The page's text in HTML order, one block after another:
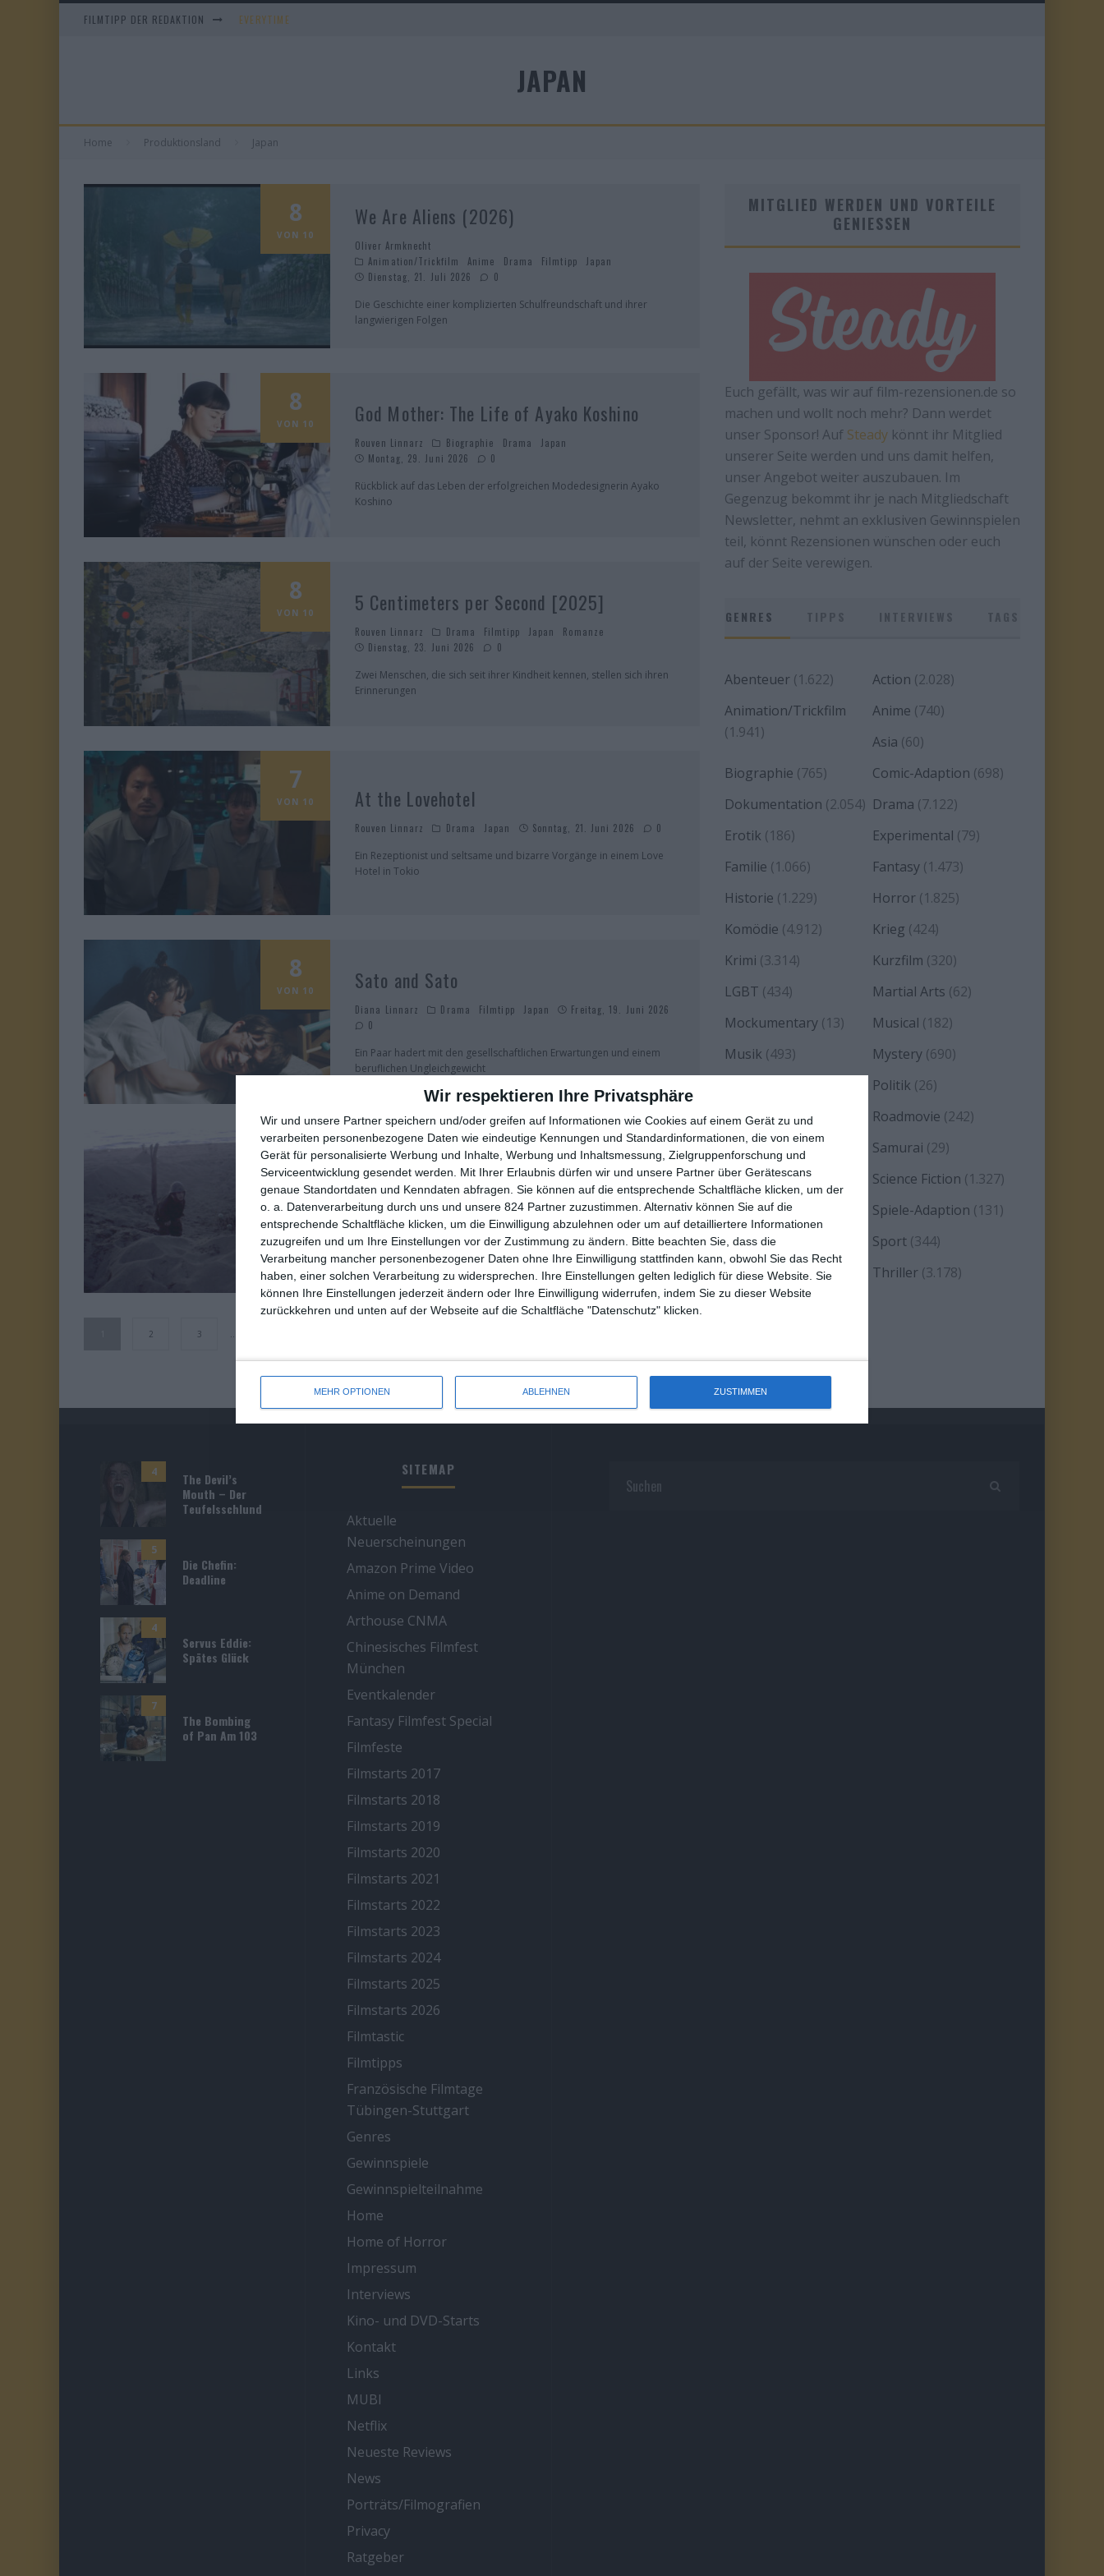
Wir respektieren Ihre Privatsphäre
Wir und unsere Partner speichern und/oder greifen auf Informationen wie Cookies auf einem Gerät zu und
verarbeiten personenbezogene Daten wie eindeutige Kennungen und Standardinformationen, die von einem
Gerät für personalisierte Werbung und Inhalte, Werbung und Inhaltsmessung, Zielgruppenforschung und
Serviceentwicklung gesendet werden.
Mit Ihrer Erlaubnis dürfen wir und unsere Partner über Gerätescans
genaue Standortdaten und Kenndaten abfragen. Sie können auf die entsprechende Schaltfläche klicken, um der
o. a. Datenverarbeitung durch uns und unsere 824 Partner zuzustimmen. Alternativ können Sie auf die
entsprechende Schaltfläche klicken, um die Einwilligung abzulehnen oder um auf detailliertere Informationen
zuzugreifen und um Ihre Einstellungen vor der Zustimmung zu ändern.
Bitte beachten Sie, dass die
Verarbeitung mancher personenbezogener Daten ohne Ihre Einwilligung stattfinden kann, obwohl Sie das Recht
haben, einer solchen Verarbeitung zu widersprechen. Ihre Einstellungen gelten lediglich für diese Website. Sie
können Ihre Einstellungen jederzeit ändern oder Ihre Einwilligung widerrufen, indem Sie zu dieser Website
zurückkehren und unten auf der Webseite auf die Schaltfläche "Datenschutz" klicken.
MEHR OPTIONEN ABLEHNEN ZUSTIMMEN
FILMTIPP DER REDAKTION EVERYTIME
JAPAN
Home Produktionsland Japan
8
VON 10
We Are Aliens (2026)
Oliver Armknecht
Animation/Trickfilm
Anime Drama Filmtipp
Japan
Dienstag, 21. Juli 2026
0
Die Geschichte einer komplizierten Schulfreundschaft und ihrer
langwierigen Folgen
8
VON 10 God Mother: The Life of Ayako Koshino
Rouven Linnarz Biographie Drama
Japan
Montag, 29. Juni 2026
0
Rückblick auf das Leben der erfolgreichen Modedesignerin Ayako
Koshino
8
VON 10 5 Centimeters per Second [2025]
Rouven Linnarz Drama Filmtipp Japan
Romanze
Dienstag, 23. Juni 2026
0
Zwei Menschen, die sich seit ihrer Kindheit kennen, stellen sich ihren
Erinnerungen
7
VON 10 At the Lovehotel
Rouven Linnarz Drama Japan Sonntag, 21. Juni 2026 0
Ein Rezeptionist und seltsame und bizarre Vorgänge in einem Love
Hotel in Tokio
8
VON 10 Sato and Sato
Diana Linnarz Drama Filmtipp Japan
Freitag, 19. Juni 2026
0
Ein Paar hadert mit den gesellschaftlichen Erwartungen und einem
beruflichen Ungleichgewicht
8
VON 10 Cosmo Corpus
Rouven Linnarz
Drama
Experimental Filmtipp Japan
Science Fiction
Donnerstag, 18. Juni 2026
0
Existenzielle Fragen in einer zerstörten Welt in der Zukunft
2 3 …
MITGLIED WERDEN UND VORTEILE
GENIESSEN
Euch gefällt, was wir auf film-rezensionen.de so
machen und wollt noch mehr? Dann werdet
unser Sponsor! Auf Steady könnt ihr Mitglied
unserer Seite werden und uns damit helfen,
unser Angebot weiter auszubauen. Im
Gegenzug bekommt ihr je nach Mitgliedschaft
Newsletter, nehmt an exklusiven Gewinnspielen
teil, könnt Rezensionen wünschen oder euch
auf der Seite verewigen.
GENRES
Abenteuer (1.622) Action (2.028)
Animation/Trickfilm
(1.941)
Anime (740)
Asia (60)
Biographie (765) Comic-Adaption (698)
Dokumentation (2.054) Drama (7.122)
Erotik (186) Experimental (79)
Familie (1.066) Fantasy(1.473)
Historie (1.229) Horror(1.825)
Komödie (4.912) Krieg (424)
Krimi (3.314) Kurzfilm (320)
LGBT (434) Martial Arts (62)
Mockumentary (13) Musical (182)
Musik (493) Mystery(690)
Politik (26)
Reality TV/Show
Roadmovie (242)
Romanze(1.584) Samurai (29)
Satire(93) Science Fiction (1.327)
Serie(2.471) Spiele-Adaption (131)
Splatter(21) Sport(344)
Stand-up-Comedy
Thriller(3.178)
4
The Devil’s
Mouth – Der
Teufelsschlund
5
Die Chefin:
Deadline
4
Servus Eddie:
Spätes Glück
7
The Bombing
of Pan Am 103
SITEMAP
Aktuelle
Neuerscheinungen
Amazon Prime Video
Anime on Demand
Arthouse CNMA
Chinesisches Filmfest
München
Eventkalender
Fantasy Filmfest Special
Filmfeste
Filmstarts 2017
Filmstarts 2018
Filmstarts 2019
Filmstarts 2020
Filmstarts 2021
Filmstarts 2022
Filmstarts 2023
Filmstarts 2024
Filmstarts 2025
Filmstarts 2026
Filmtastic
Filmtipps
Französische Filmtage
Tübingen-Stuttgart
Genres
Gewinnspiele
Gewinnspielteilnahme
Home
Home of Horror
Impressum
Interviews
Kino- und DVD-Starts
Kontakt
Links
MUBI
Netflix
Neueste Reviews
News
Porträts/Filmografien
Privacy
Ratgeber